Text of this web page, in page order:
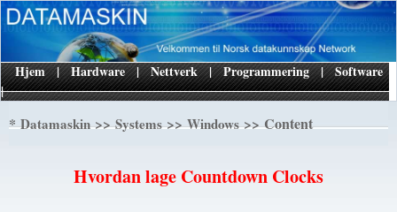
|
Hjem | Hardware | Nettverk | Programmering | Software
*Datamaskin>>Systems>>Windows>> Content
Hvordan lage Countdown Clocks